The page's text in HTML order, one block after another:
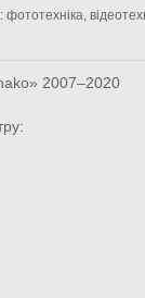
2007–2020